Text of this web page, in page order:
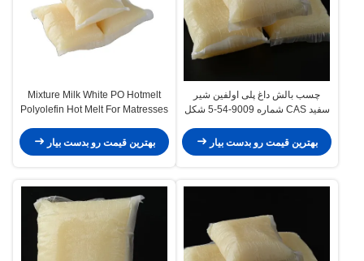
چسب بالش داغ پلی اولفین شیر
سفید CAS شماره 9009-54-5 شکل
بهترین قیمت رو بدست بیار
Mixture Milk White PO Hotmelt
Polyolefin Hot Melt For Matresses
بهترین قیمت رو بدست بیار